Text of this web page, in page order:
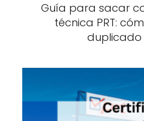
Guía para sacar
técnica PRT:
duplicado